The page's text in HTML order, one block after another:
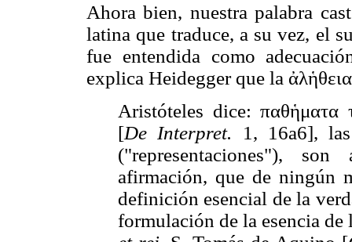
Ahora bien, nuestra palabra
latina que traduce, a su vez, el
fue entendida como
explica Heidegger que la
Aristóteles dice: παθἡματα
[De Interpret. 1, 16a6],
("representaciones"),
afirmación, que de ningún
definición esencial de la
formulación de la esencia